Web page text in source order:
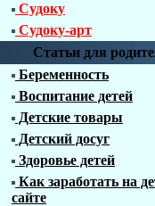
Судоку
Судоку-арт
Статьи для
Беременность
Воспитание детей
Детские товары
Детский досуг
Здоровье детей
Как заработать на
сайте